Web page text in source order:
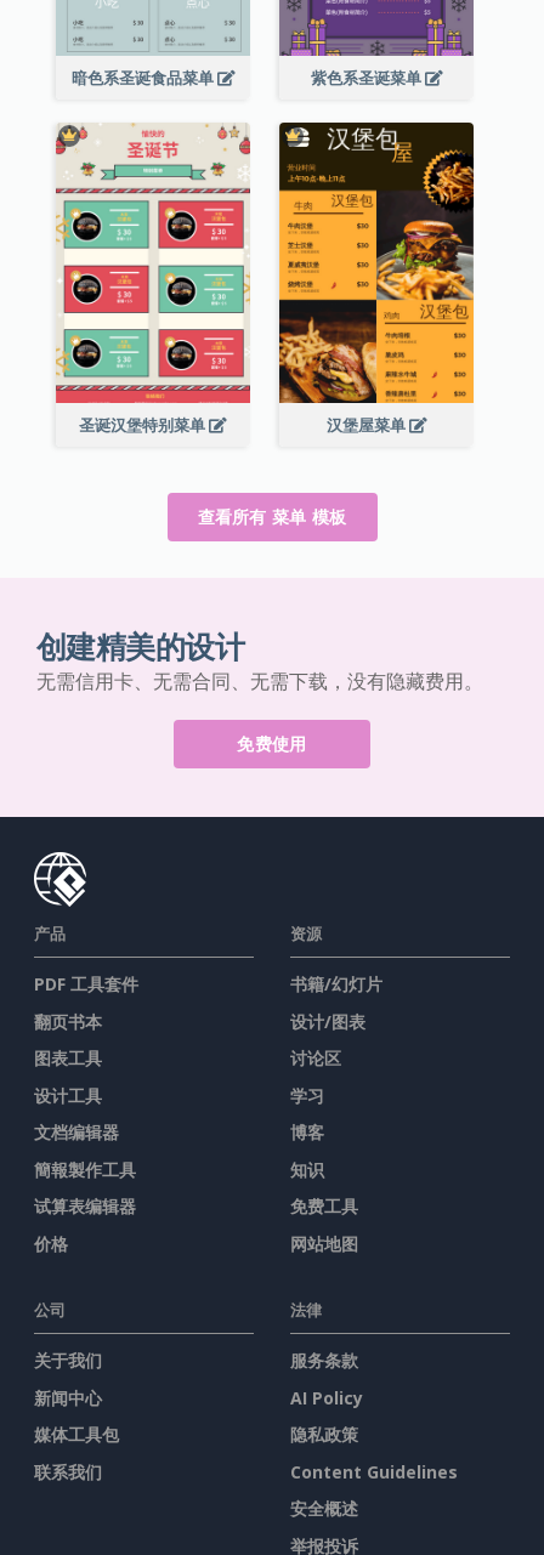
暗色系圣诞食品菜单 紫色系圣诞菜单
圣诞汉堡特别菜单 汉堡屋菜单
查看所有 菜单 模板
创建精美的设计
无需信用卡、无需合同、无需下载，没有隐藏费用。
免费使用
产品
PDF 工具套件
翻页书本
图表工具
设计工具
文档编辑器
簡報製作工具
试算表编辑器
价格
资源
书籍/幻灯片
设计/图表
讨论区
学习
博客
知识
免费工具
网站地图
公司
关于我们
新闻中心
媒体工具包
联系我们
法律
服务条款
AI Policy
隐私政策
Content Guidelines
安全概述
举报投诉